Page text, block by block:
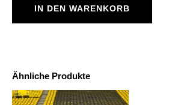
IN DEN WARENKORB
Ähnliche Produkte